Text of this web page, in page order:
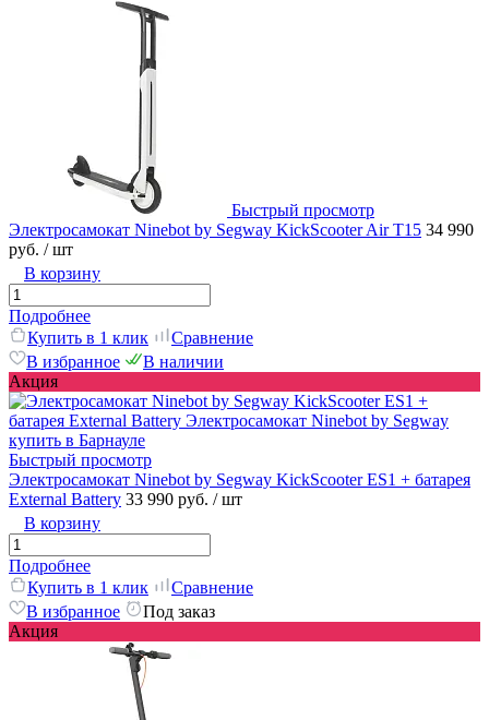
Быстрый просмотр
Электросамокат Ninebot by Segway KickScooter Air T15 34 990
руб. / шт
В корзину
Подробнее
Купить в 1 клик
Сравнение
В избранное
В наличии
Акция
Быстрый просмотр
Электросамокат Ninebot by Segway KickScooter ES1 + батарея
External Battery 33 990 руб. / шт
В корзину
Подробнее
Купить в 1 клик
Сравнение
В избранное
Под заказ
Акция